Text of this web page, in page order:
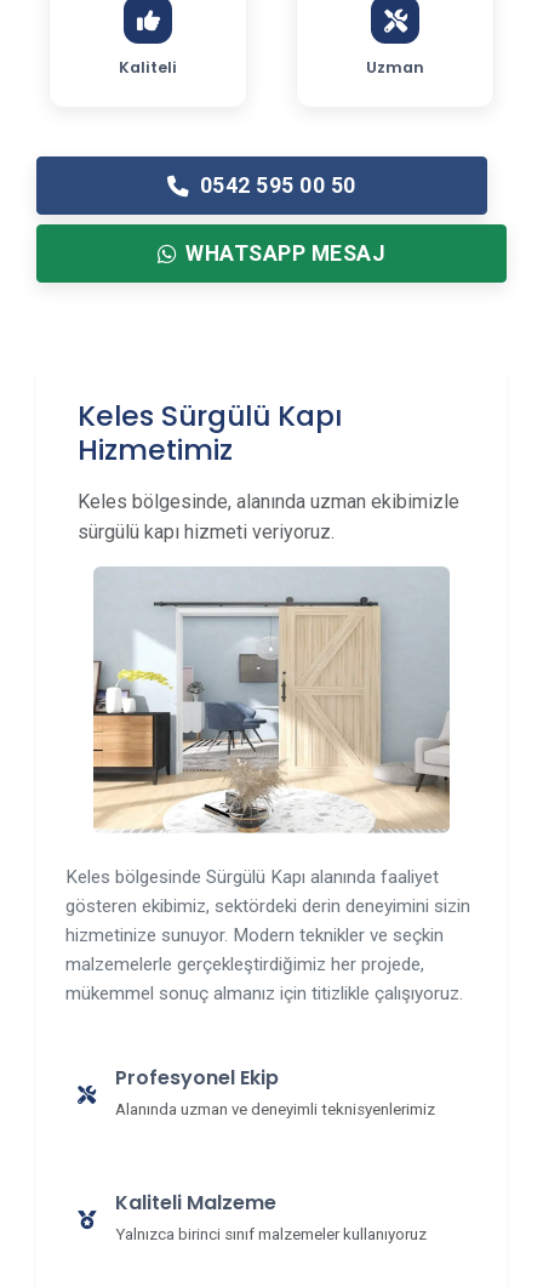
Kaliteli Uzman
0542 595 00 50
WHATSAPP MESAJ
Keles Sürgülü Kapı
Hizmetimiz
Keles bölgesinde, alanında uzman ekibimizle
sürgülü kapı hizmeti veriyoruz.
Keles bölgesinde Sürgülü Kapı alanında faaliyet
gösteren ekibimiz, sektördeki derin deneyimini sizin
hizmetinize sunuyor. Modern teknikler ve seçkin
malzemelerle gerçekleştirdiğimiz her projede,
mükemmel sonuç almanız için titizlikle çalışıyoruz.
Profesyonel Ekip
Alanında uzman ve deneyimli teknisyenlerimiz
Kaliteli Malzeme
Yalnızca birinci sınıf malzemeler kullanıyoruz